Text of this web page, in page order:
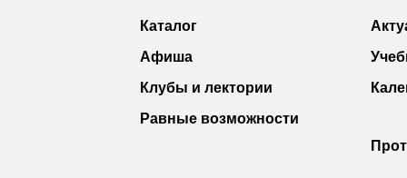
Каталог
Афиша
Клубы и лектории
Равные возможности